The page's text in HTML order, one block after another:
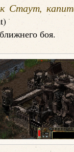
Стаут,
боя.